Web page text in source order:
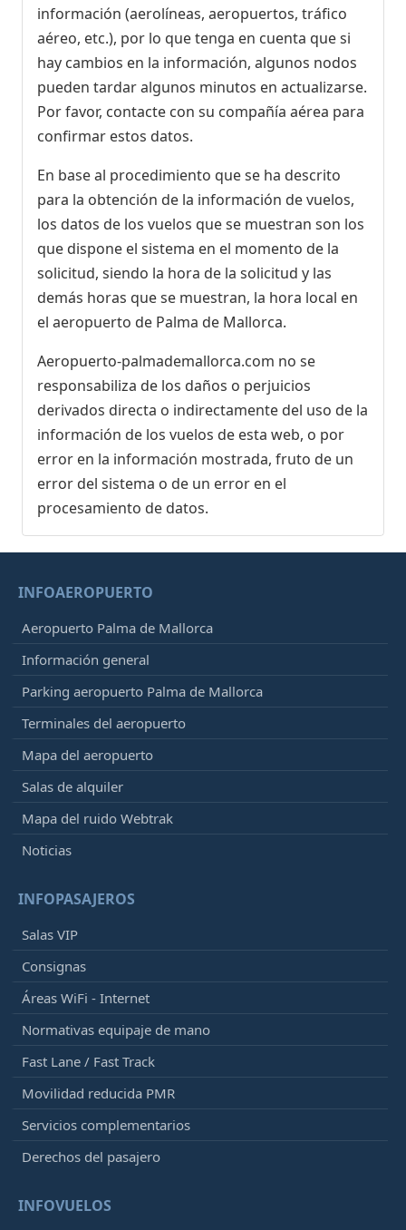
información (aerolíneas, aeropuertos, tráfico
aéreo, etc.), por lo que tenga en cuenta que si
hay cambios en la información, algunos nodos
pueden tardar algunos minutos en actualizarse.
Por favor, contacte con su compañía aérea para
confirmar estos datos.
En base al procedimiento que se ha descrito
para la obtención de la información de vuelos,
los datos de los vuelos que se muestran son los
que dispone el sistema en el momento de la
solicitud, siendo la hora de la solicitud y las
demás horas que se muestran, la hora local en
el aeropuerto de Palma de Mallorca.
Aeropuerto-palmademallorca.com no se
responsabiliza de los daños o perjuicios
derivados directa o indirectamente del uso de la
información de los vuelos de esta web, o por
error en la información mostrada, fruto de un
error del sistema o de un error en el
procesamiento de datos.
INFOAEROPUERTO
Aeropuerto Palma de Mallorca
Información general
Parking aeropuerto Palma de Mallorca
Terminales del aeropuerto
Mapa del aeropuerto
Salas de alquiler
Mapa del ruido Webtrak
Noticias
INFOPASAJEROS
Salas VIP
Consignas
Áreas WiFi - Internet
Normativas equipaje de mano
Fast Lane / Fast Track
Movilidad reducida PMR
Servicios complementarios
Derechos del pasajero
INFOVUELOS